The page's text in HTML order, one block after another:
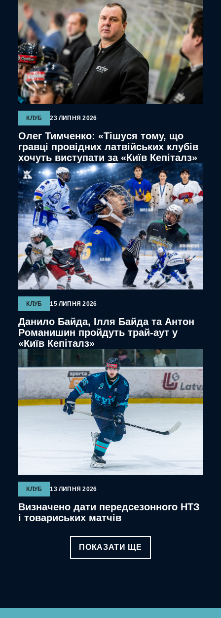
КЛУБ 23 ЛИПНЯ 2026
Олег Тимченко: «Тішуся тому, що
гравці провідних латвійських клубів
хочуть виступати за «Київ Кепіталз»
КЛУБ 15 ЛИПНЯ 2026
Данило Байда, Ілля Байда та Антон
Романишин пройдуть трай-аут у
«Київ Кепіталз»
КЛУБ 13 ЛИПНЯ 2026
Визначено дати передсезонного НТЗ
і товариських матчів
ПОКАЗАТИ ЩЕ